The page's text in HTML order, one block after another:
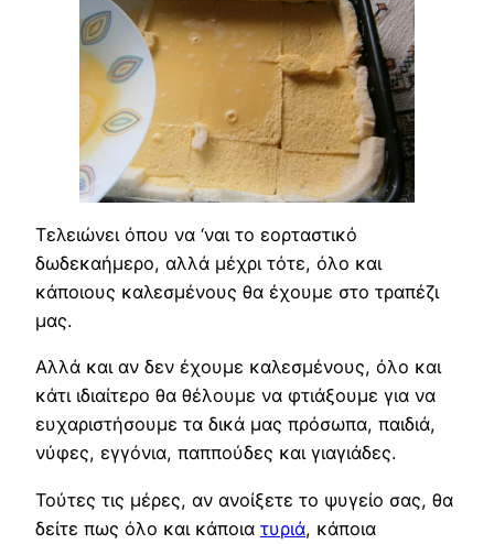
Τελειώνει όπου να ‘ναι το εορταστικό
δωδεκαήμερο, αλλά μέχρι τότε, όλο και
κάποιους καλεσμένους θα έχουμε στο τραπέζι
μας.
Αλλά και αν δεν έχουμε καλεσμένους, όλο και
κάτι ιδιαίτερο θα θέλουμε να φτιάξουμε για να
ευχαριστήσουμε τα δικά μας πρόσωπα, παιδιά,
νύφες, εγγόνια, παππούδες και γιαγιάδες.
Τούτες τις μέρες, αν ανοίξετε το ψυγείο σας, θα
δείτε πως όλο και κάποια τυριά, κάποια